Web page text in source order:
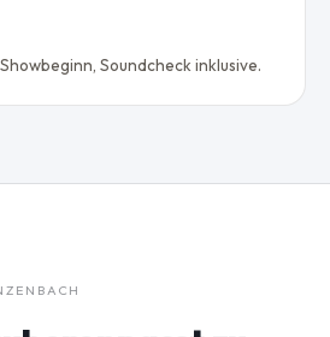
Soundcheck inklusive.